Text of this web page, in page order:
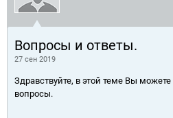
Вопросы и ответы.
27 сен 2019
Здравствуйте, в этой теме Вы
вопросы.